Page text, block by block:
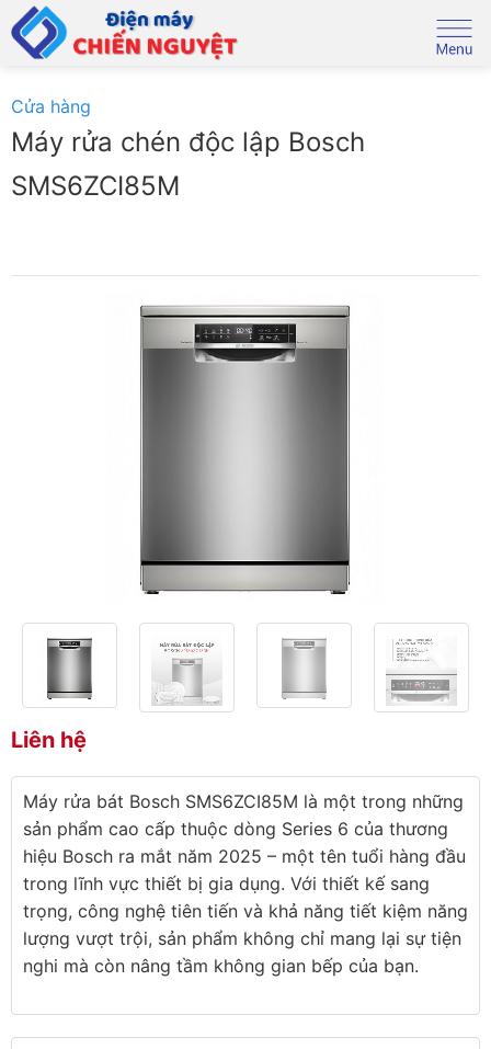
Skip
to
Cửa hàng
Máy rửa chén độc lập Bosch
SMS6ZCI85M
Liên hệ
Máy rửa bát Bosch SMS6ZCI85M là một trong những
sản phẩm cao cấp thuộc dòng Series 6 của thương
hiệu Bosch ra mắt năm 2025 – một tên tuổi hàng đầu
trong lĩnh vực thiết bị gia dụng. Với thiết kế sang
trọng, công nghệ tiên tiến và khả năng tiết kiệm năng
lượng vượt trội, sản phẩm không chỉ mang lại sự tiện
nghi mà còn nâng tầm không gian bếp của bạn.